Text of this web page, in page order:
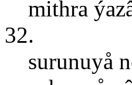
mithra
32.
surunuyå